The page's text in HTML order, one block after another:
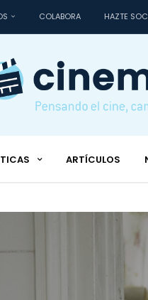
COLABORA HAZTE
ARTÍCULOS